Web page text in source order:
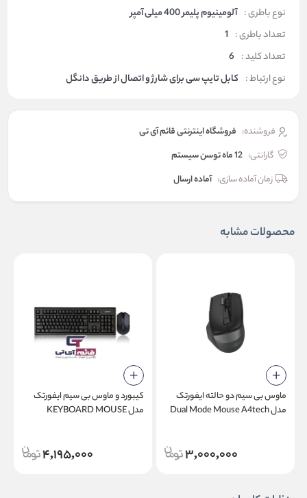
نوع باطری : آلومینیوم پلیمر 400 میلی آمپر
تعداد باطری : 1
تعداد کلید : 6
نوع ارتباط : کابل تایپ سی برای شارژ و اتصال از طریق دانگل
فروشنده: فروشگاه اینترنتی قائم آی تی
گارانتی: 12 ماه توسن سیستم
زمان آماده سازی: آماده ارسال
محصولات مشابه
ماوس بی سیم دو حالته ایفورتک
مدل Dual Mode Mouse A4tech
3,000,000
کیبورد و ماوس بی سیم ایفورتک
مدل KEYBOARD MOUSE
4,195,000